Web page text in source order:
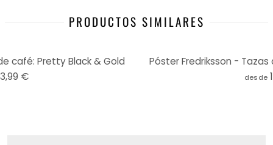
PRODUCTOS SIMILARES
café: Pretty Black & Gold
€
Póster Fredriksson -
desde